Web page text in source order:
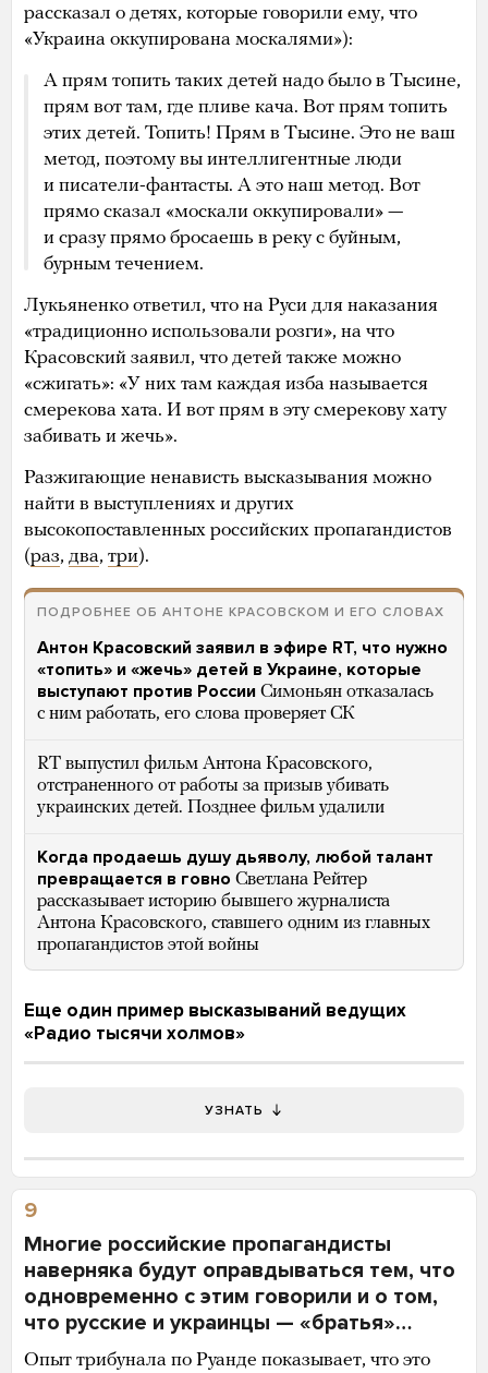
рассказал о детях, которые говорили ему, что
«Украина оккупирована москалями»):
А прям топить таких детей надо было в Тысине,
прям вот там, где пливе кача. Вот прям топить
этих детей. Топить! Прям в Тысине. Это не ваш
метод, поэтому вы интеллигентные люди
и писатели-фантасты. А это наш метод. Вот
прямо сказал «москали оккупировали» —
и сразу прямо бросаешь в реку с буйным,
бурным течением.
Лукьяненко ответил, что на Руси для наказания
«традиционно использовали розги», на что
Красовский заявил, что детей также можно
«сжигать»: «У них там каждая изба называется
смерекова хата. И вот прям в эту смерекову хату
забивать и жечь».
Разжигающие ненависть высказывания можно
найти в выступлениях и других
высокопоставленных российских пропагандистов
(раз, два, три).
ПОДРОБНЕЕ ОБ АНТОНЕ КРАСОВСКОМ И ЕГО СЛОВАХ
Антон Красовский заявил в эфире RT, что нужно
«топить» и «жечь» детей в Украине, которые
выступают против России Симоньян отказалась
с ним работать, его слова проверяет СК
RT выпустил фильм Антона Красовского,
отстраненного от работы за призыв убивать
украинских детей. Позднее фильм удалили
Когда продаешь душу дьяволу, любой талант
превращается в говно Светлана Рейтер
рассказывает историю бывшего журналиста
Антона Красовского, ставшего одним из главных
пропагандистов этой войны
Еще один пример высказываний ведущих
«Радио тысячи холмов»
УЗНАТЬ
9
Многие российские пропагандисты
наверняка будут оправдываться тем, что
одновременно с этим говорили и о том,
что русские и украинцы — «братья»…
Опыт трибунала по Руанде показывает, что это